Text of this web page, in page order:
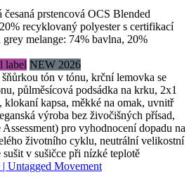
česaná prstencová OCS Blended
recyklovaný polyester s certifikací
melange: 74% bavlna, 20%
label NEW 2026
tón v tónu, krční lemovka se
půlměsícová podsádka na krku, 2x1
klokaní kapsa, měkké na omak, uvnitř
výroba bez živočišných přísad,
pro vyhodnocení dopadu na
životního cyklu, neutrální velikostní
v sušičce při nízké teplotě
Untagged Movement